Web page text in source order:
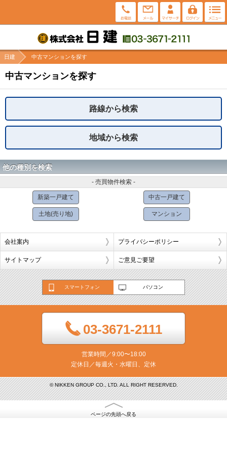
日建 中古マンションを探す
中古マンションを探す
路線から検索
地域から検索
他の種別を検索
- 売買物件検索 -
新築一戸建て 中古一戸建て
土地(売り地) マンション
会社案内 プライバシーポリシー
サイトマップ ご意見ご要望
スマートフォン パソコン
03-3671-2111
営業時間／9:00〜18:00
定休日／毎週火・水曜日、定休
© NIKKEN GROUP CO., LTD. ALL RIGHT RESERVED.
ページの先頭へ戻る